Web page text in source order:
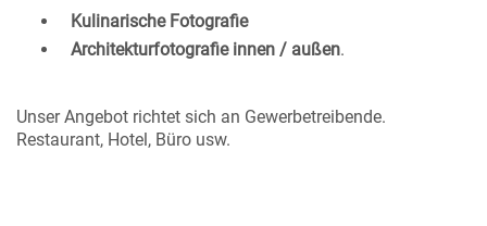
Kulinarische Fotografie
Architekturfotografie innen / außen.
Unser Angebot richtet sich an Gewerbetreibende.
Restaurant, Hotel, Büro usw.